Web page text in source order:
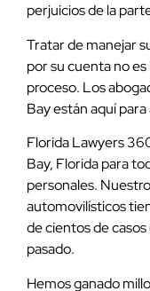
perjuicios de la
Tratar de manejar
por su cuenta no
proceso. Los
Bay están aquí
Florida Lawyers
Bay, Florida para
personales.
automovilísticos
de cientos de
pasado.
Hemos ganado